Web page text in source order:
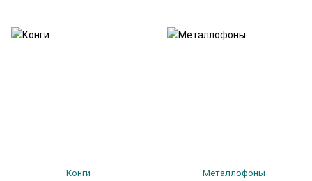
Конги Металлофоны